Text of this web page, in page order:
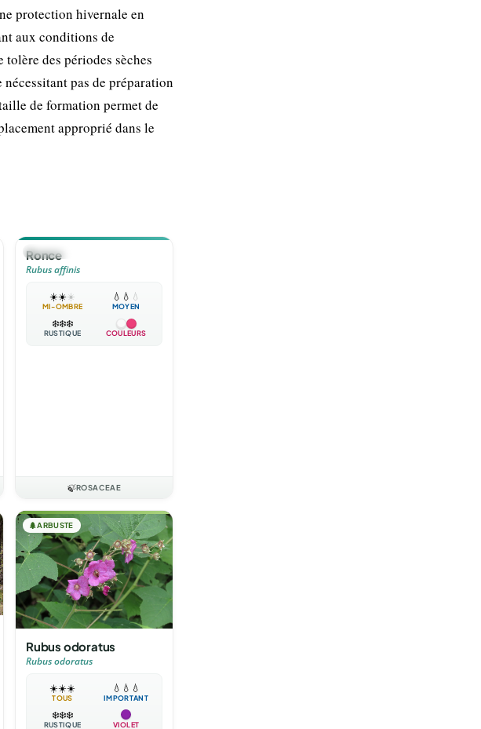
protection hivernale en
aux conditions de
des périodes sèches
pas de préparation
de formation permet de
approprié dans le
🪴VIVACE
Ronce
Rubus affinis
☀️☀️☀️
MI-OMBRE
💧 💧 💧
MOYEN
❄️❄️❄️
RUSTIQUE COULEURS
🍃ROSACEAE
🌲ARBUSTE
Rubus odoratus
Rubus odoratus
☀️☀️☀️
TOUS
💧 💧 💧
IMPORTANT
❄️❄️❄️
RUSTIQUE VIOLET